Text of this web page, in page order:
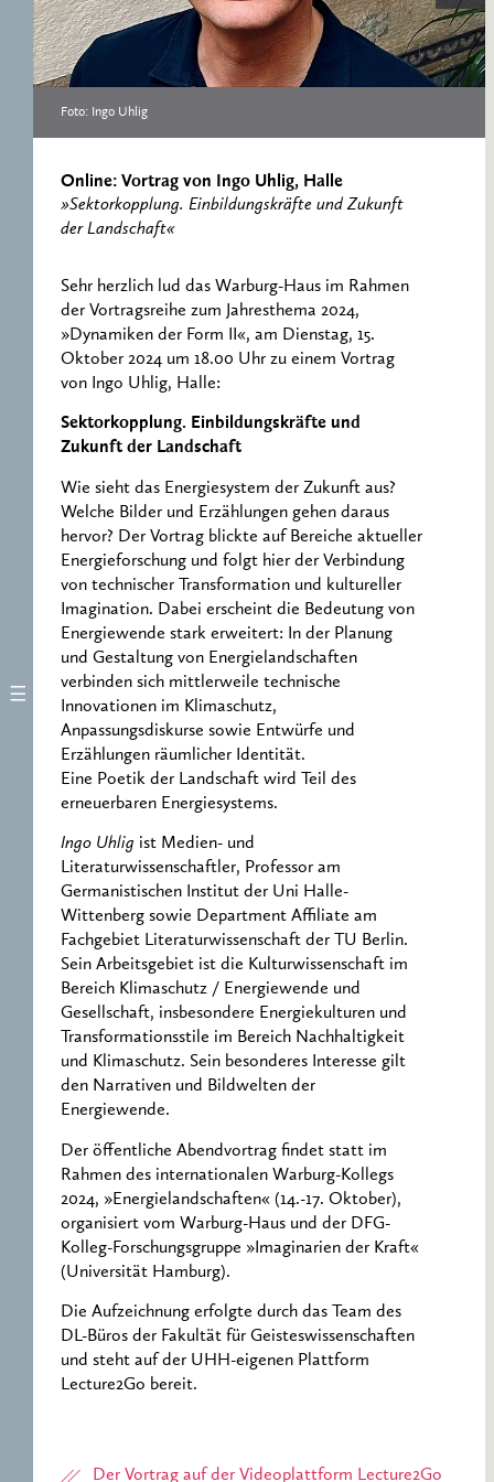
ERNST CASSIRER
ARBEITSSTELLE 1997-
2007
Foto: Ingo Uhlig
Online: Vortrag von Ingo Uhlig, Halle
»Sektorkopplung. Einbildungskräfte und Zukunft
der Landschaft«
Sehr herzlich lud das Warburg-Haus im Rahmen
der Vortragsreihe zum Jahresthema 2024,
»Dynamiken der Form II«, am Dienstag, 15.
Oktober 2024 um 18.00 Uhr zu einem Vortrag
von Ingo Uhlig, Halle:
Sektorkopplung. Einbildungskräfte und
Zukunft der Landschaft
Wie sieht das Energiesystem der Zukunft aus?
Welche Bilder und Erzählungen gehen daraus
hervor? Der Vortrag blickte auf Bereiche aktueller
Energieforschung und folgt hier der Verbindung
von technischer Transformation und kultureller
Imagination. Dabei erscheint die Bedeutung von
Energiewende stark erweitert: In der Planung
und Gestaltung von Energielandschaften
verbinden sich mittlerweile technische
Innovationen im Klimaschutz,
Anpassungsdiskurse sowie Entwürfe und
Erzählungen räumlicher Identität.
Eine Poetik der Landschaft wird Teil des
erneuerbaren Energiesystems.
Ingo Uhlig ist Medien- und
Literaturwissenschaftler, Professor am
Germanistischen Institut der Uni Halle-
Wittenberg sowie Department Affiliate am
Fachgebiet Literaturwissenschaft der TU Berlin.
Sein Arbeitsgebiet ist die Kulturwissenschaft im
Bereich Klimaschutz / Energiewende und
Gesellschaft, insbesondere Energiekulturen und
Transformationsstile im Bereich Nachhaltigkeit
und Klimaschutz. Sein besonderes Interesse gilt
den Narrativen und Bildwelten der
Energiewende.
Der öffentliche Abendvortrag findet statt im
Rahmen des internationalen Warburg-Kollegs
2024, »Energielandschaften« (14.-17. Oktober),
organisiert vom Warburg-Haus und der DFG-
Kolleg-Forschungsgruppe »Imaginarien der Kraft«
(Universität Hamburg).
Die Aufzeichnung erfolgte durch das Team des
DL-Büros der Fakultät für Geisteswissenschaften
und steht auf der UHH-eigenen Plattform
Lecture2Go bereit.
Der Vortrag auf der Videoplattform Lecture2Go